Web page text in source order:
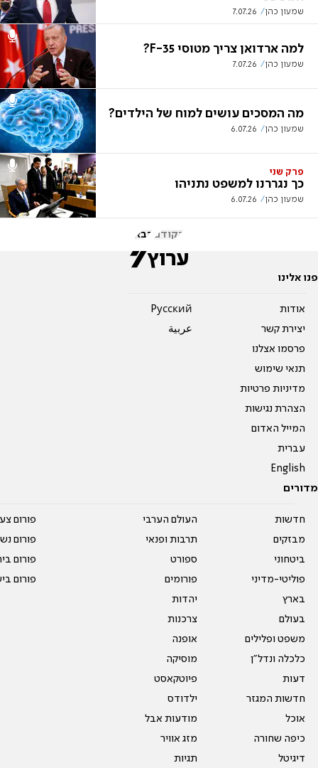
שמעון כהן 7.07.26
למה ארדואן צריך מטוסי F-35?
שמעון כהן 7.07.26
מה המסכים עושים למוח של הילדים?
שמעון כהן 6.07.26
פרק שני
כך נגררנו למשפט נתניהו
שמעון כהן 6.07.26
הקודם הבא
פנו אלינו
אודות
יצירת קשר
פרסמו אצלנו
תנאי שימוש
מדיניות פרטיות
הצהרת נגישות
המייל האדום
עברית
English
Pусский
عربية
מדורים
חדשות
מבזקים
ביטחוני
פוליטי-מדיני
בארץ
בעולם
משפט ופלילים
כלכלה ונדל"ן
דעות
חדשות המגזר
אוכל
כיפה שחורה
דיגיטל
העולם הערבי
תרבות ופנאי
ספורט
פורומים
יהדות
צרכנות
אופנה
מוסיקה
פיוטקאסט
ילדודס
מודעות אבל
מזג אוויר
תגיות
פורום
פורום
פורום
פורום